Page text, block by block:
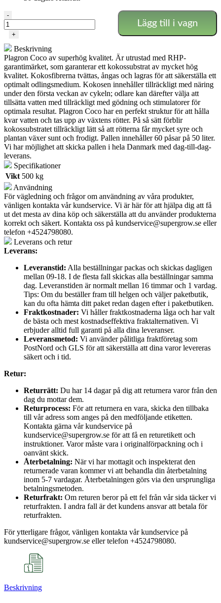
Plagron
–
Coco
50L
(60
PÅSAR)
mängd
-
+
Lägg till i vagn
Beskrivning
Plagron Coco av superhög kvalitet. Är utrustad med RHP-
garantimärket, som garanterar ett kokossubstrat av mycket hög
kvalitet. Kokosfibrerna tvättas, ångas och lagras för att säkerställa ett
optimalt odlingsmedium. Kokosen innehåller tillräckligt med näring
under den första veckan av cykeln; odlare kan därefter välja att
tillsätta vatten med tillräckligt med gödning och stimulatorer för
optimala resultat. Plagron Coco har en perfekt struktur för att hålla
kvar vatten och tas upp av växtens rötter. På så sätt förblir
kokossubstratet tillräckligt lätt så att rötterna får mycket syre och
plantan växer sunt och frodigt. Pallen innehåller 60 påsar på 50 liter.
Vi har möjlighet att skicka pallen i hela Danmark med dag-till-dag-
leverans.
Specifikationer
Vikt 500 kg
Användning
För vägledning och frågor om användning av våra produkter,
vänligen kontakta vår kundservice. Vi är här för att hjälpa dig att få
ut det mesta av dina köp och säkerställa att du använder produkterna
korrekt och säkert. Kontakta oss på kundservice@supergrow.se eller
telefon +4524798080.
Leverans och retur
Leverans:
Leveranstid: Alla beställningar packas och skickas dagligen
mellan 09-18. I de flesta fall skickas alla beställningar samma
dag. Leveranstiden är normalt mellan 16 timmar och 1 vardag.
Tips: Om du beställer fram till helgen och väljer paketbutik,
kan du ofta hämta ditt paket redan dagen efter i paketbutiken.
Fraktkostnader: Vi håller fraktkostnaderna låga och har valt
de bästa och mest kostnadseffektiva fraktalternativen. Vi
erbjuder alltid full garanti på alla dina leveranser.
Leveransmetod: Vi använder pålitliga fraktföretag som
PostNord och GLS för att säkerställa att dina varor levereras
säkert och i tid.
Retur:
Returrätt: Du har 14 dagar på dig att returnera varor från den
dag du mottar dem.
Returprocess: För att returnera en vara, skicka den tillbaka
till vår adress som anges på den medföljande etiketten.
Kontakta gärna vår kundservice på
kundservice@supergrow.se för att få en returetikett och
instruktioner. Varor måste vara i originalförpackning och i
oanvänt skick.
Återbetalning: När vi har mottagit och inspekterat den
returnerade varan kommer vi att behandla din återbetalning
inom 5-7 vardagar. Återbetalningen görs via den ursprungliga
betalningsmetoden.
Returfrakt: Om returen beror på ett fel från vår sida täcker vi
returfrakten. I andra fall är det kundens ansvar att betala för
returfrakten.
För ytterligare frågor, vänligen kontakta vår kundservice på
kundservice@supergrow.se eller telefon +4524798080.
Beskrivning